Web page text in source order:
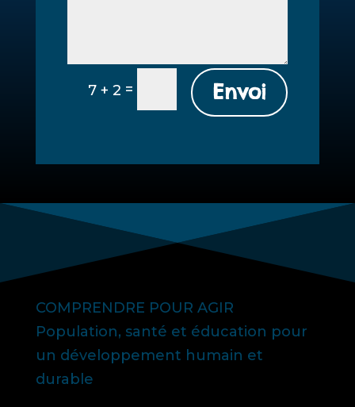
7 + 2 = Envoi
COMPRENDRE POUR AGIR
Population, santé et éducation pour
un développement humain et
durable